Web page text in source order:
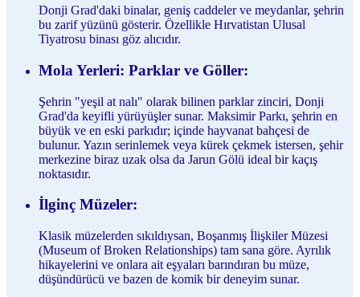
Donji Grad'daki binalar, geniş caddeler ve meydanlar, şehrin
bu zarif yüzünü gösterir. Özellikle Hırvatistan Ulusal
Tiyatrosu binası göz alıcıdır.
Mola Yerleri: Parklar ve Göller:
Şehrin "yeşil at nalı" olarak bilinen parklar zinciri, Donji
Grad'da keyifli yürüyüşler sunar. Maksimir Parkı, şehrin en
büyük ve en eski parkıdır; içinde hayvanat bahçesi de
bulunur. Yazın serinlemek veya kürek çekmek istersen, şehir
merkezine biraz uzak olsa da Jarun Gölü ideal bir kaçış
noktasıdır.
İlginç Müzeler:
Klasik müzelerden sıkıldıysan, Boşanmış İlişkiler Müzesi
(Museum of Broken Relationships) tam sana göre. Ayrılık
hikayelerini ve onlara ait eşyaları barındıran bu müze,
düşündürücü ve bazen de komik bir deneyim sunar.